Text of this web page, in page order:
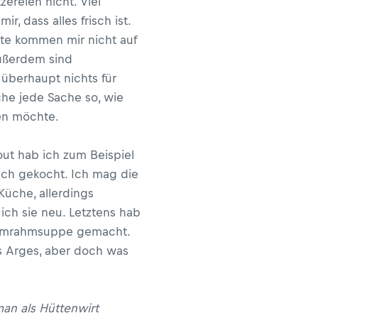
dass alles frisch ist.
kommen mir nicht auf
sind
überhaupt nichts für
jede Sache so, wie
möchte.
hab ich zum Beispiel
gekocht. Ich mag die
allerdings
sie neu. Letztens hab
gemacht.
Arges, aber doch was
als Hüttenwirt